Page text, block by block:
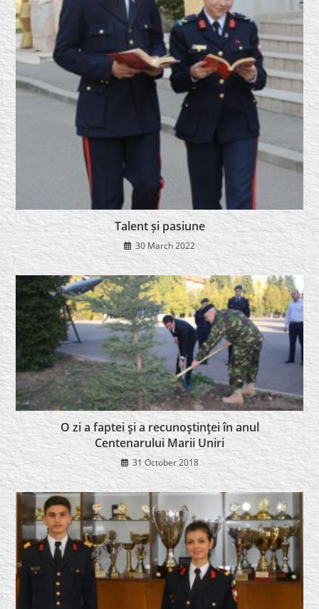
Talent și pasiune
30 March 2022
O zi a faptei şi a recunoştinţei în anul
Centenarului Marii Uniri
31 October 2018